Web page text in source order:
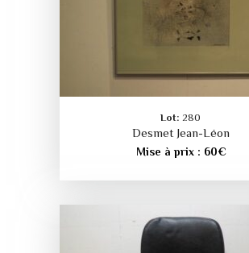
Lot: 280
Desmet Jean-Léon
Mise à prix : 60€